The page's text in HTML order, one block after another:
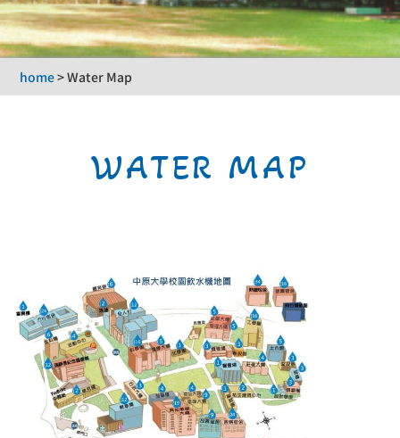
home>Water Map
WATER MAP